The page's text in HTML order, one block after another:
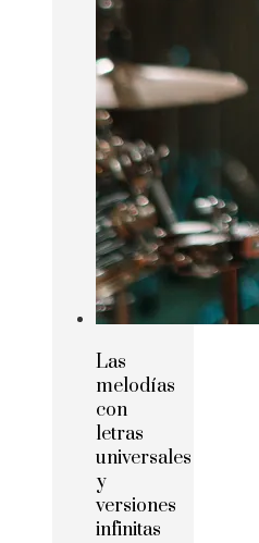
Las
melodías
con
letras
universales
y
versiones
infinitas